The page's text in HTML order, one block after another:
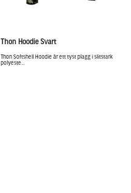
Thon Hoodie Svart
Thon Softshell Hoodie är ett tyst plagg i slitstark
polyeste...